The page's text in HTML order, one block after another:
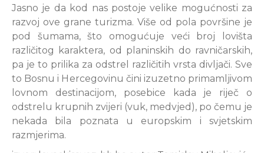
Jasno je da kod nas postoje velike mogućnosti za
razvoj ove grane turizma. Više od pola površine je
pod šumama, što omogućuje veći broj lovišta
različitog karaktera, od planinskih do ravničarskih,
pa je to prilika za odstrel različitih vrsta divljači. Sve
to Bosnu i Hercegovinu čini izuzetno primamljivom
lovnom destinacijom, posebice kada je riječ o
odstrelu krupnih zvijeri (vuk, medvjed), po čemu je
nekada bila poznata u europskim i svjetskim
razmjerima.